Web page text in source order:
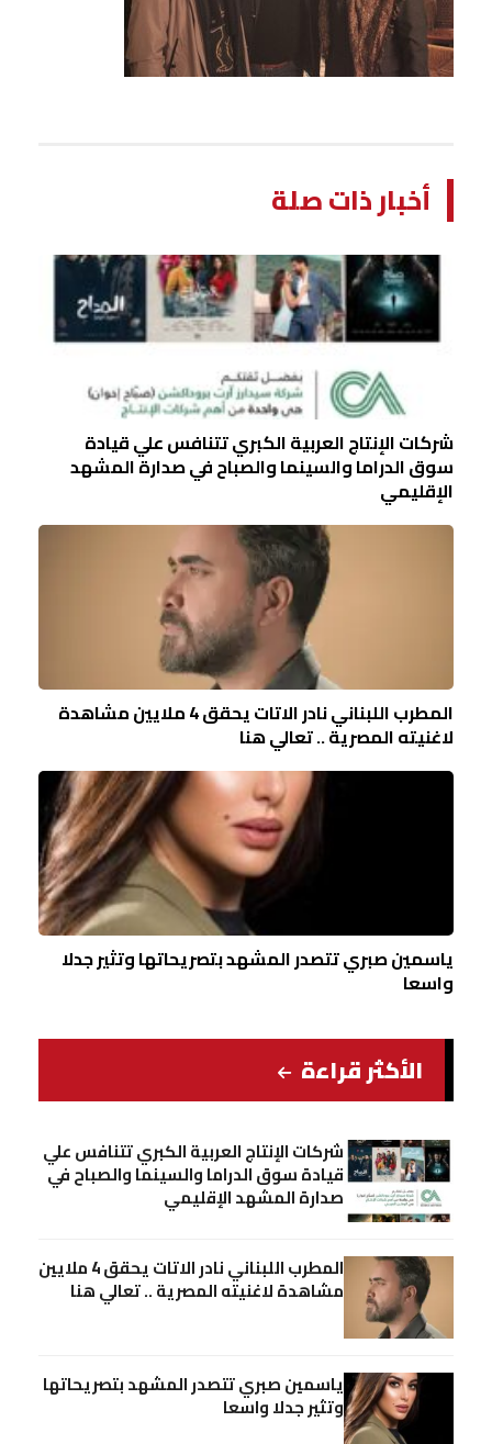
أخبار ذات صلة
شركات الإنتاج العربية الكبري تتنافس علي قيادة
سوق الدراما والسينما والصباح في صدارة المشهد
الإقليمي
المطرب اللبناني نادر الاتات يحقق 4 ملايين مشاهدة
لاغنيته المصرية .. تعالي هنا
ياسمين صبري تتصدر المشهد بتصريحاتها وتثير جدلا
واسعا
الأكثر قراءة
شركات الإنتاج العربية الكبري تتنافس علي
قيادة سوق الدراما والسينما والصباح في
صدارة المشهد الإقليمي
المطرب اللبناني نادر الاتات يحقق 4 ملايين
مشاهدة لاغنيته المصرية .. تعالي هنا
ياسمين صبري تتصدر المشهد بتصريحاتها
وتثير جدلا واسعا